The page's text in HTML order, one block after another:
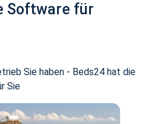
Software für
Sie haben - Beds24 hat die
Sie